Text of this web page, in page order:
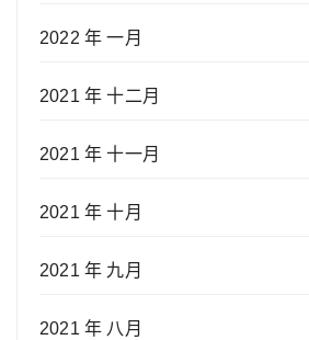
2022 年 一月
2021 年 十二月
2021 年 十一月
2021 年 十月
2021 年 九月
2021 年 八月